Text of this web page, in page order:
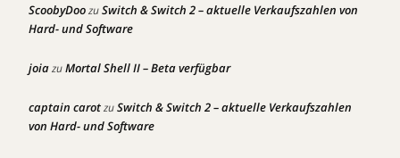
ScoobyDoozuSwitch & Switch 2 – aktuelle Verkaufszahlen von
Hard- und Software
joiazuMortal Shell II – Beta verfügbar
captain carotzuSwitch & Switch 2 – aktuelle Verkaufszahlen
von Hard- und Software